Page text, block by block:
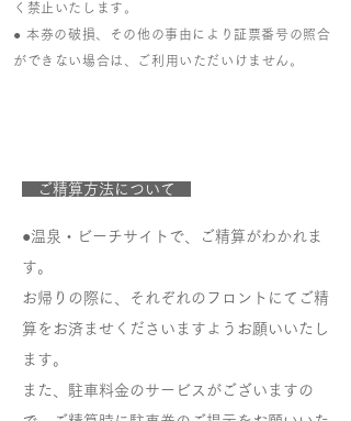
く禁止いたします。
​● 本券の破損、その他の事由により証票番号の照合
ができない場合は、ご利用いただいけません。
ご精算方法について
●温泉・ビーチサイトで、ご精算がわかれま
す。
​お帰りの際に、それぞれのフロントにてご精
算をお済ませくださいますようお願いいたし
ます。
また、駐車料金のサービスがございますの